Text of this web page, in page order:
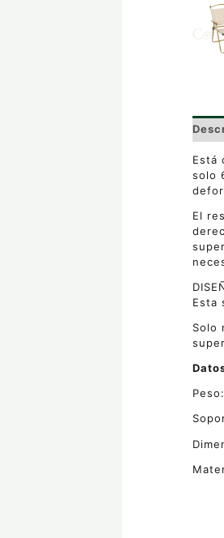
Está
solo
El
Esta
Solo